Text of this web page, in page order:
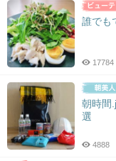
誰でも
17784
朝時間
選
4888